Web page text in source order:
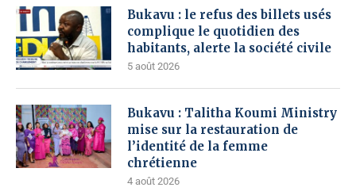
Bukavu : le refus des billets usés
complique le quotidien des
habitants, alerte la société civile
5 août 2026
Bukavu : Talitha Koumi Ministry
mise sur la restauration de
l’identité de la femme
chrétienne
4 août 2026